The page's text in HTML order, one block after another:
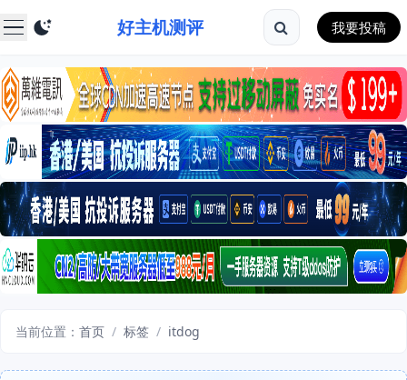
好主机测评 我要投稿
当前位置： 首页 / 标签 / itdog